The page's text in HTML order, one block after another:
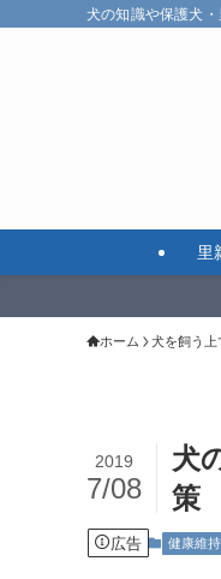
犬の知識や保護犬
里
ホーム 犬を飼う上
犬
策
2019
7/08
広告 健康維